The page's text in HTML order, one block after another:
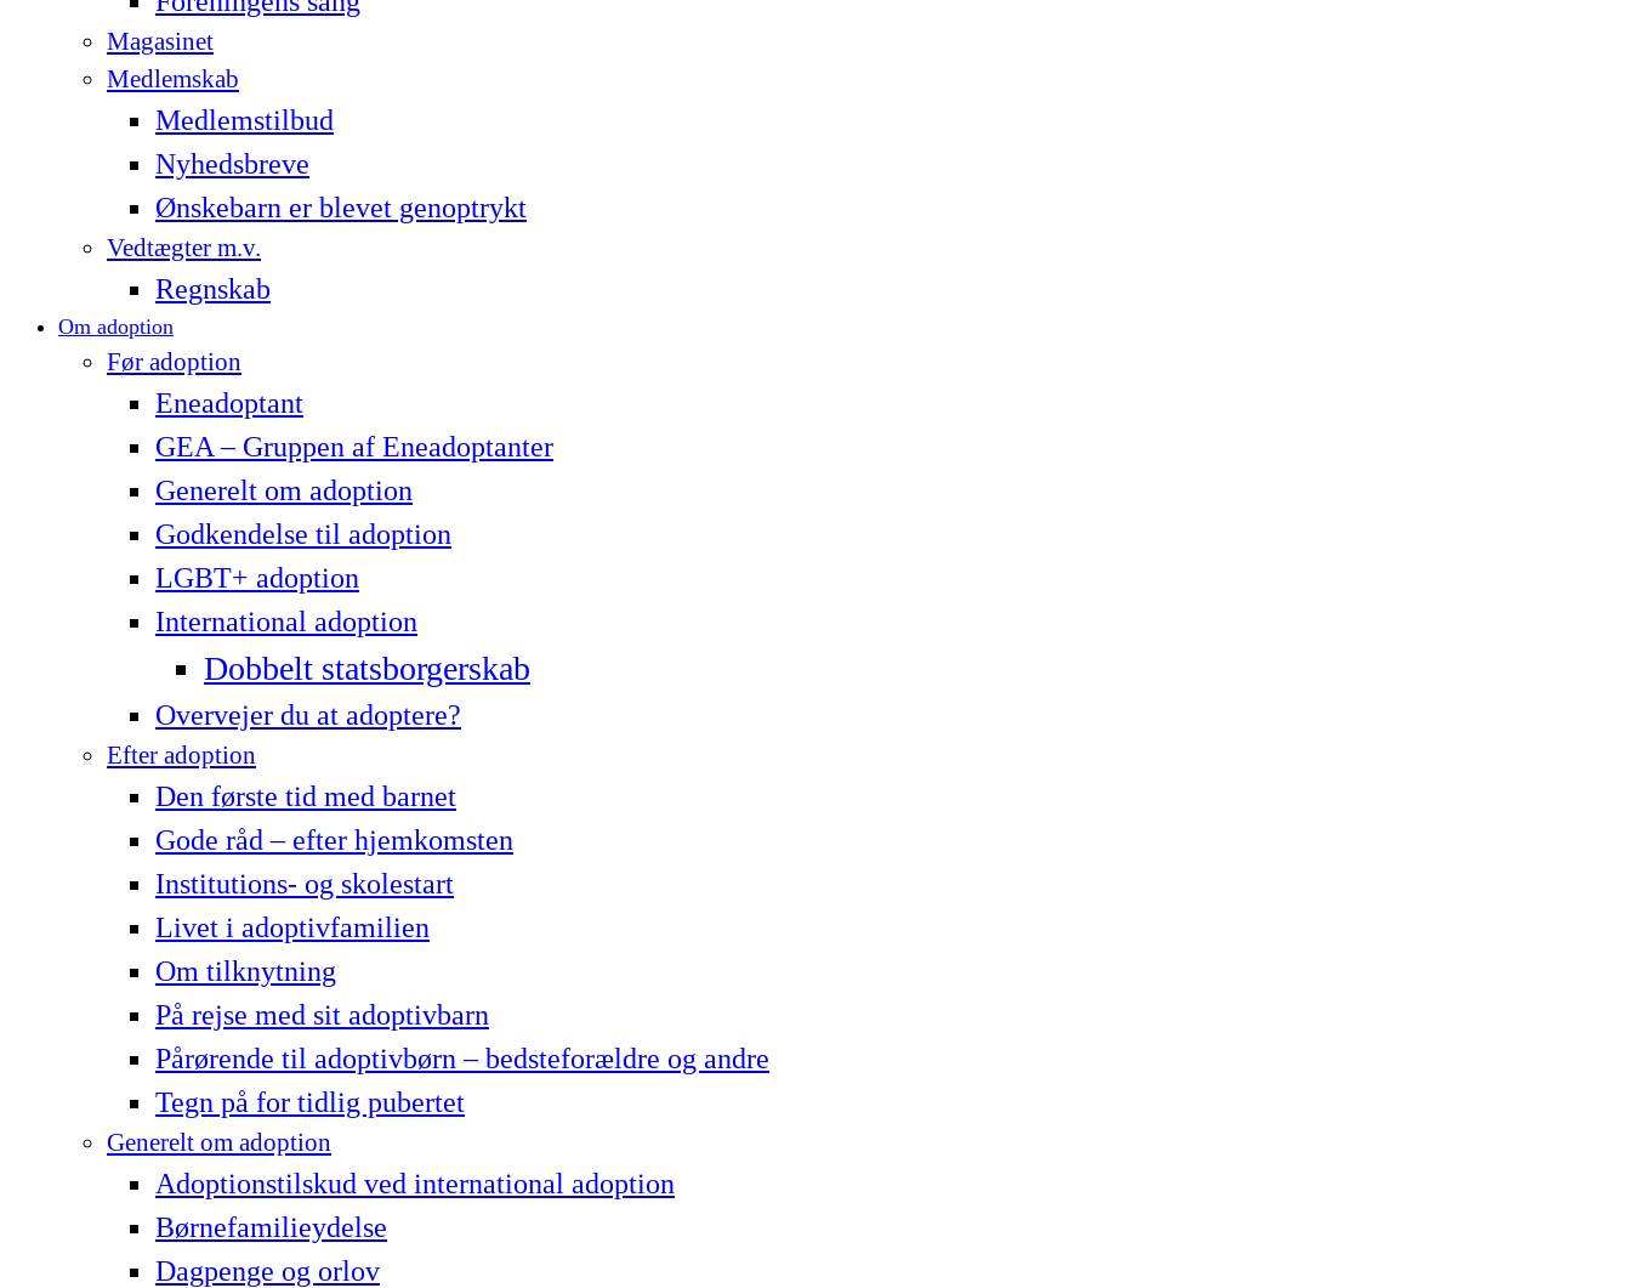
Magasinet
Medlemskab
Medlemstilbud
Nyhedsbreve
Ønskebarn er blevet genoptrykt
Vedtægter m.v.
Regnskab
Om adoption
Før adoption
Eneadoptant
GEA – Gruppen af Eneadoptanter
Generelt om adoption
Godkendelse til adoption
LG­BT+ adoption
International adoption
Dobbelt statsborgerskab
Overvejer du at adoptere?
Efter adoption
Den første tid med barnet
Gode råd – efter hjemkomsten
Institutions- og skolestart
Livet i adoptivfamilien
Om tilknytning
På rejse med sit adoptivbarn
Pårørende til adoptivbørn – bedsteforældre og andre
Tegn på for tidlig pubertet
Generelt om adoption
Adoptionstilskud ved international adoption
Børnefamilieydelse
Dagpenge og orlov